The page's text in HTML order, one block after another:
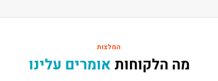
המלצות
מה הלקוחות אומרים עלינו